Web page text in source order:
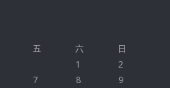
五 六
日
1
2
7 8
9